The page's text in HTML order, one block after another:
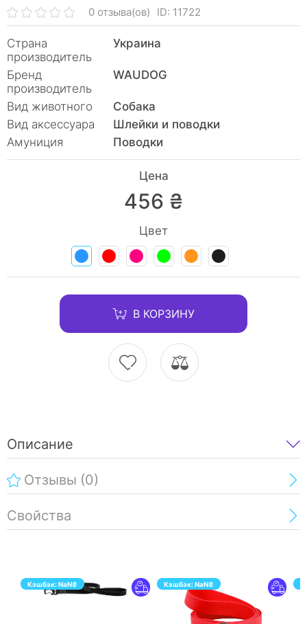
0 отзыва(ов) ID: 11722
Страна
производитель
Украина
Бренд
производитель
WAUDOG
Вид животного
Собака
Вид аксессуара
Шлейки и поводки
Амуниция
Поводки
Цена
456 ₴
Цвет
В КОРЗИНУ
Описание
Отзывы (0)
Свойства
Кэшбэк:NaN₴ Кэшбэк:NaN₴